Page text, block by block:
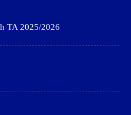
TA 2025/2026